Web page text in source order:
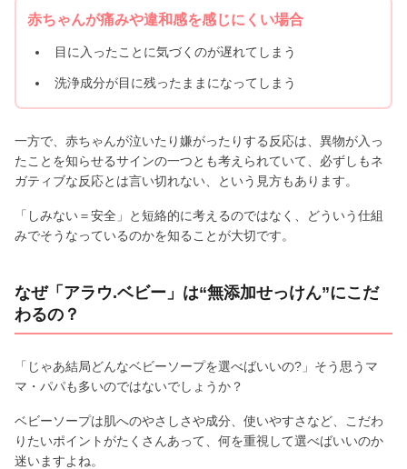
赤ちゃんが痛みや違和感を感じにくい場合
目に入ったことに気づくのが遅れてしまう
洗浄成分が目に残ったままになってしまう
一方で、赤ちゃんが泣いたり嫌がったりする反応は、異物が入っ
たことを知らせるサインの一つとも考えられていて、必ずしもネ
ガティブな反応とは言い切れない、という見方もあります。
「しみない＝安全」と短絡的に考えるのではなく、どういう仕組
みでそうなっているのかを知ることが大切です。
なぜ「アラウ.ベビー」は“無添加せっけん”にこだ
わるの？
「じゃあ結局どんなベビーソープを選べばいいの?」そう思うマ
マ・パパも多いのではないでしょうか？
ベビーソープは肌へのやさしさや成分、使いやすさなど、こだわ
りたいポイントがたくさんあって、何を重視して選べばいいのか
迷いますよね。